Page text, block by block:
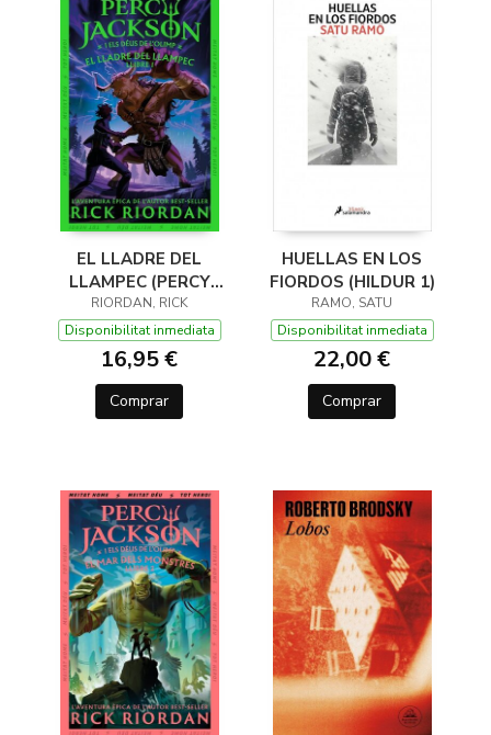
EL LLADRE DEL
LLAMPEC (PERCY
JACKSON I ELS DÉUS
DE L'OLIMP 1)
RIORDAN, RICK
Disponibilitat inmediata
16,95 €
Comprar
HUELLAS EN LOS
FIORDOS (HILDUR 1)
RAMO, SATU
Disponibilitat inmediata
22,00 €
Comprar